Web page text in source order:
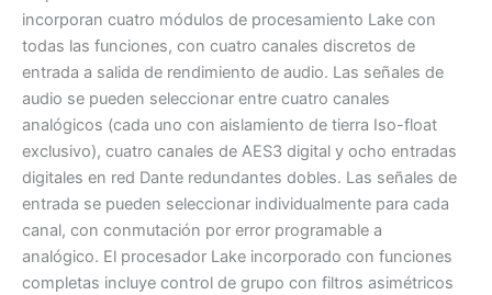
incorporan cuatro módulos de procesamiento Lake con
todas las funciones, con cuatro canales discretos de
entrada a salida de rendimiento de audio. Las señales de
audio se pueden seleccionar entre cuatro canales
analógicos (cada uno con aislamiento de tierra Iso-float
exclusivo), cuatro canales de AES3 digital y ocho entradas
digitales en red Dante redundantes dobles. Las señales de
entrada se pueden seleccionar individualmente para cada
canal, con conmutación por error programable a
analógico. El procesador Lake incorporado con funciones
completas incluye control de grupo con filtros asimétricos